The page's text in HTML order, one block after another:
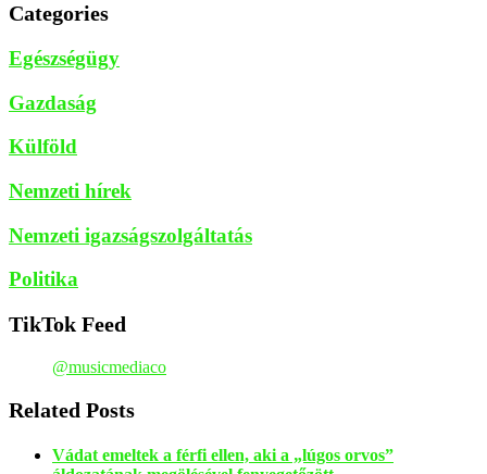
Categories
Egészségügy
Gazdaság
Külföld
Nemzeti hírek
Nemzeti igazságszolgáltatás
Politika
TikTok Feed
@musicmediaco
Related Posts
Vádat emeltek a férfi ellen, aki a „lúgos orvos”